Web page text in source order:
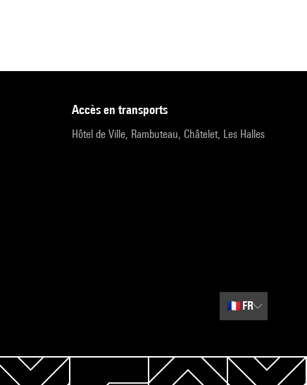
accès en transports
Hôtel de Ville, Rambuteau, Châtelet, Les Halles
🇫🇷 FR